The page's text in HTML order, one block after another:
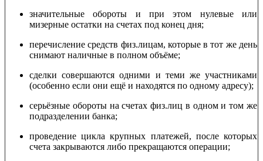
значительные обороты и при этом нулевые или
мизерные остатки на счетах под конец дня;
перечисление средств физ.лицам, которые в тот же день
снимают наличные в полном объёме;
сделки совершаются одними и теми же участниками
(особенно если они ещё и находятся по одному адресу);
серьёзные обороты на счетах физ.лиц в одном и том же
подразделении банка;
проведение цикла крупных платежей, после которых
счета закрываются либо прекращаются операции;